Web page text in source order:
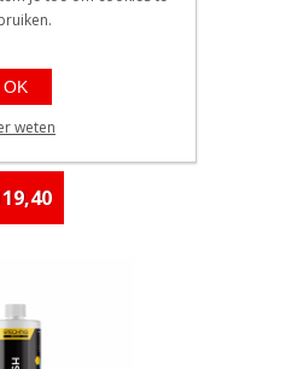
tri-clean
(x6) 500ml
5 stuks of
OK
weten